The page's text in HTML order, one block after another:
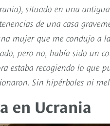
situado en una
de una casa
mujer que me condujo a
pero no, había sido un
estaba recogiendo lo que
Sin hipérboles ni
en Ucrania